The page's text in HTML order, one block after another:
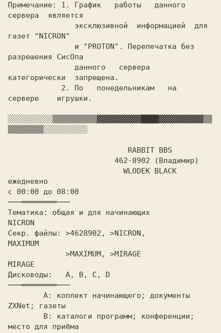
Примечание: 1. График   работы   данного
сервера  является
эксклюзивной
информацией  для
газет "NICRON"
разрешения СисОпа
категорически  запрещена.
  2. По   понедельникам   на
сервере    игрушки.
░░░░░░░░░░▒▒▒▒▒▒▒▒▒▒▓▓▓▓▓▓▓▓▓▓ ▓▓▓▓▓▓▓▓▓▓▒▒
▒▒▒▒▒▒▒▒░░░░░░░░░░
RABBIT BBS
ежедневно
MAXIMUM
Дисководы:   A, B,
───════════───
ZXNet; газеты
место для приёма